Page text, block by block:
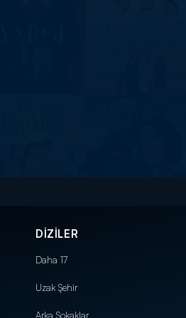
DİZİLER
Daha 17
Uzak Şehir
Arka Sokaklar